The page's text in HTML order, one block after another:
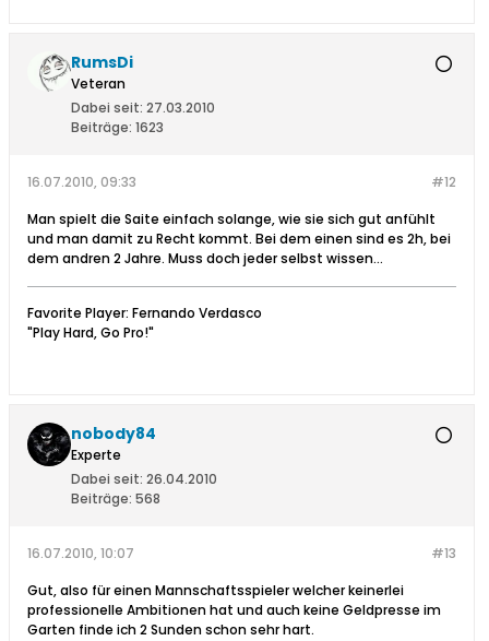
RumsDi
Veteran
Dabei seit: 27.03.2010
Beiträge: 1623
#12
16.07.2010, 09:33
Man spielt die Saite einfach solange, wie sie sich gut anfühlt
und man damit zu Recht kommt. Bei dem einen sind es 2h, bei
dem andren 2 Jahre. Muss doch jeder selbst wissen...
Favorite Player: Fernando Verdasco
"Play Hard, Go Pro!"
nobody84
Experte
Dabei seit: 26.04.2010
Beiträge: 568
#13
16.07.2010, 10:07
Gut, also für einen Mannschaftsspieler welcher keinerlei
professionelle Ambitionen hat und auch keine Geldpresse im
Garten finde ich 2 Sunden schon sehr hart.